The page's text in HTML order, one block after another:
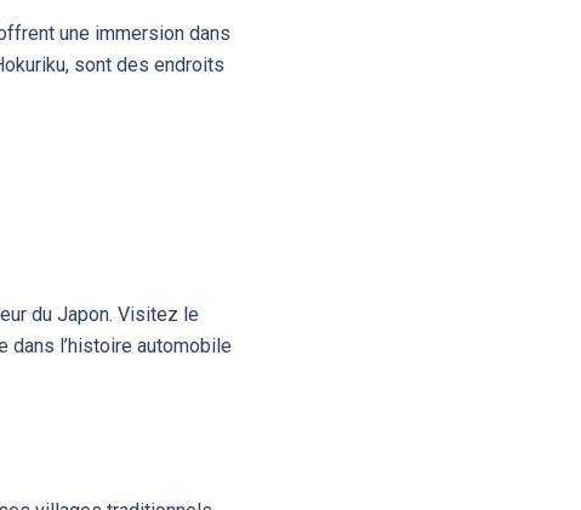
une immersion dans
sont des endroits
du Japon. Visitez le
dans l’histoire automobile